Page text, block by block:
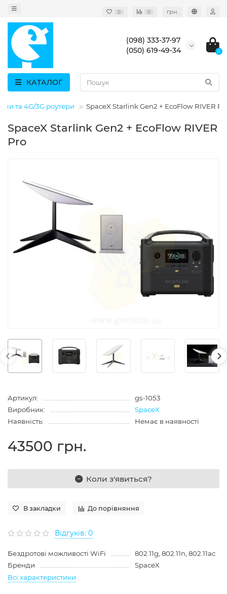
0 0 грн.
(098) 333-37-97
(050) 619-49-34
0
КАТАЛОГ
та 4G/3G роутери SpaceX Starlink Gen2 + EcoFlow RIVER
SpaceX Starlink Gen2 + EcoFlow RIVER
Pro
Артикул:
gs-1053
Виробник:
SpaceX
Наявність:
Немає в наявності
43500 грн.
Коли з'явиться?
В закладки До порівняння
Відгуків: 0
Бездротові можливості WiFi
802.11g, 802.11n, 802.11ac
Бренди
SpaceX
Всі характеристики